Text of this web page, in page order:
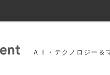
ＡＩ・テクノロジー＆